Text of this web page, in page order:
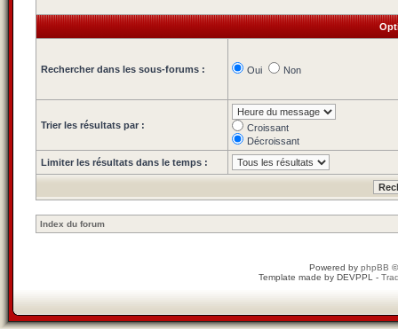
Rechercher dans les sous-forums : Oui Non
Trier les résultats par :
Croissant
Décroissant
Limiter les résultats dans le temps :
Index du forum
Powered by phpBB
Template made by DEVPPL -